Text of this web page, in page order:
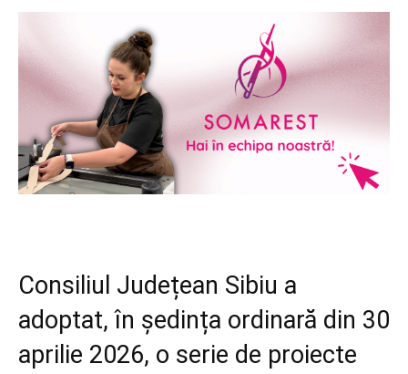
Consiliul Județean Sibiu a
adoptat, în ședința ordinară din 30
aprilie 2026, o serie de proiecte